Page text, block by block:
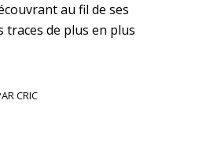
au fil de ses
de plus en plus
CRIC